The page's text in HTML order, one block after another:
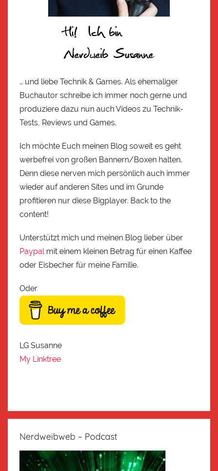
… und liebe Technik & Games. Als ehemaliger
Buchautor schreibe ich immer noch gerne und
produziere dazu nun auch Videos zu Technik-
Tests, Reviews und Games.
Ich möchte Euch meinen Blog soweit es geht
werbefrei von großen Bannern/Boxen halten.
Denn diese nerven mich persönlich auch immer
wieder auf anderen Sites und im Grunde
profitieren nur diese Bigplayer. Back to the
content!
Unterstützt mich und meinen Blog lieber über
Paypal mit einem kleinen Betrag für einen Kaffee
oder Eisbecher für meine Familie.
Oder
LG Susanne
My Linktree
Nerdweibweb – Podcast